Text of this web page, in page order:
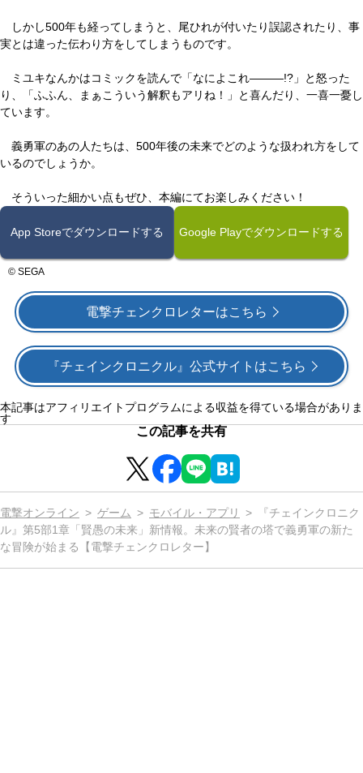
しかし500年も経ってしまうと、尾ひれが付いたり誤認されたり、事
実とは違った伝わり方をしてしまうものです。
ミユキなんかはコミックを読んで「なによこれ―――!?」と怒った
り、「ふふん、まぁこういう解釈もアリね！」と喜んだり、一喜一憂し
ています。
義勇軍のあの人たちは、500年後の未来でどのような扱われ方をして
いるのでしょうか。
そういった細かい点もぜひ、本編にてお楽しみください！
App Storeでダウンロードする Google Playでダウンロードする
© SEGA
電撃チェンクロレターはこちら
『チェインクロニクル』公式サイトはこちら
本記事はアフィリエイトプログラムによる収益を得ている場合がありま
す
この記事を共有
電撃オンライン ゲーム モバイル・アプリ
『チェインクロニク
ル』第5部1章「賢愚の未来」新情報。未来の賢者の塔で義勇軍の新た
な冒険が始まる【電撃チェンクロレター】